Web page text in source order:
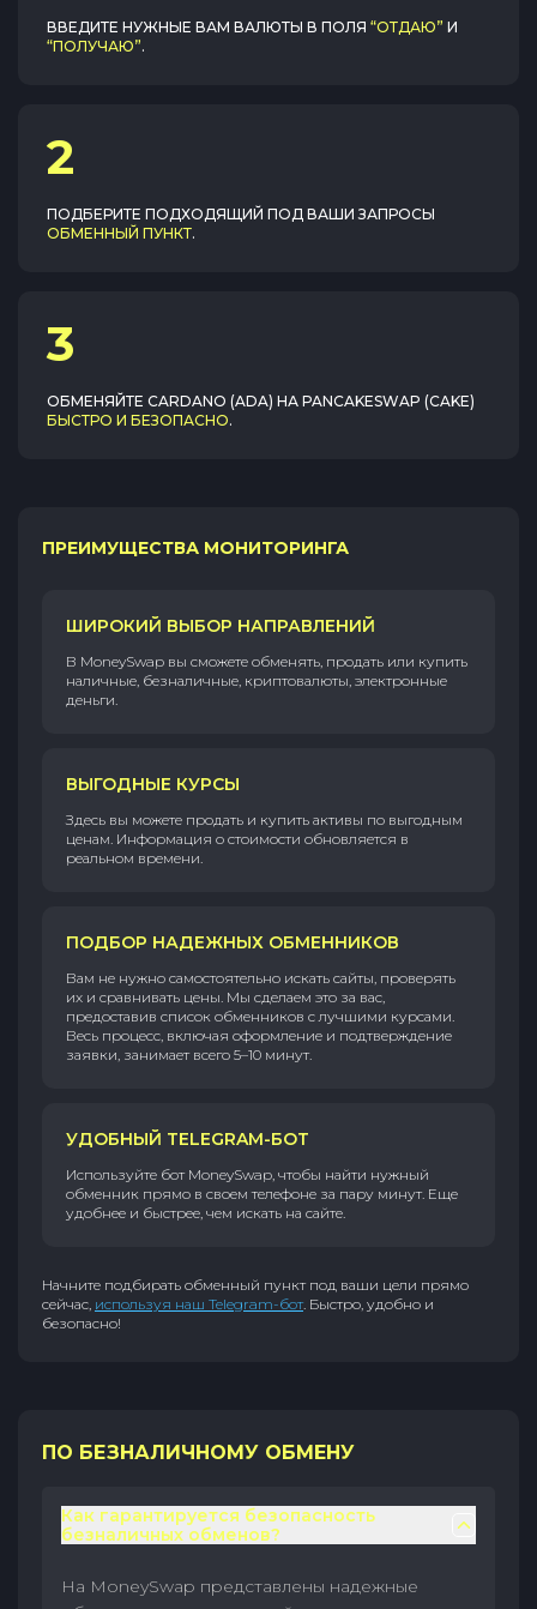
ВВЕДИТЕ НУЖНЫЕ ВАМ ВАЛЮТЫ В ПОЛЯ “ОТДАЮ” И
“ПОЛУЧАЮ”.
2
ПОДБЕРИТЕ ПОДХОДЯЩИЙ ПОД ВАШИ ЗАПРОСЫ
ОБМЕННЫЙ ПУНКТ.
3
ОБМЕНЯЙТЕ CARDANO (ADA) НА PANCAKESWAP (CAKE)
БЫСТРО И БЕЗОПАСНО.
ПРЕИМУЩЕСТВА МОНИТОРИНГА
ШИРОКИЙ ВЫБОР НАПРАВЛЕНИЙ
В MoneySwap вы сможете обменять, продать или купить
наличные, безналичные, криптовалюты, электронные
деньги.
ВЫГОДНЫЕ КУРСЫ
Здесь вы можете продать и купить активы по выгодным
ценам. Информация о стоимости обновляется в
реальном времени.
ПОДБОР НАДЕЖНЫХ ОБМЕННИКОВ
Вам не нужно самостоятельно искать сайты, проверять
их и сравнивать цены. Мы сделаем это за вас,
предоставив список обменников с лучшими курсами.
Весь процесс, включая оформление и подтверждение
заявки, занимает всего 5–10 минут.
УДОБНЫЙ TELEGRAM-БОТ
Используйте бот MoneySwap, чтобы найти нужный
обменник прямо в своем телефоне за пару минут. Еще
удобнее и быстрее, чем искать на сайте.
Начните подбирать обменный пункт под ваши цели прямо
сейчас, используя наш Telegram-бот. Быстро, удобно и
безопасно!
ПО БЕЗНАЛИЧНОМУ ОБМЕНУ
Как гарантируется безопасность
безналичных обменов?
На MoneySwap представлены надежные